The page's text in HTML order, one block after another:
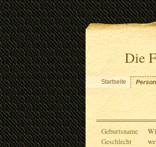
Die
Startseite
Geburtsname
Geschlecht